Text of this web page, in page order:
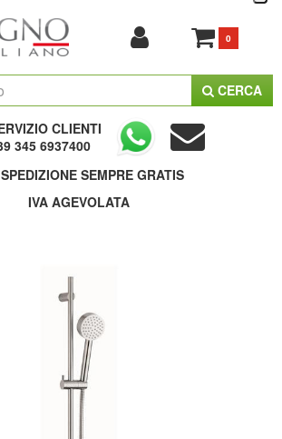
0
CERCA
CLIENTI
345 6937400
SPEDIZIONE SEMPRE GRATIS
IVA AGEVOLATA